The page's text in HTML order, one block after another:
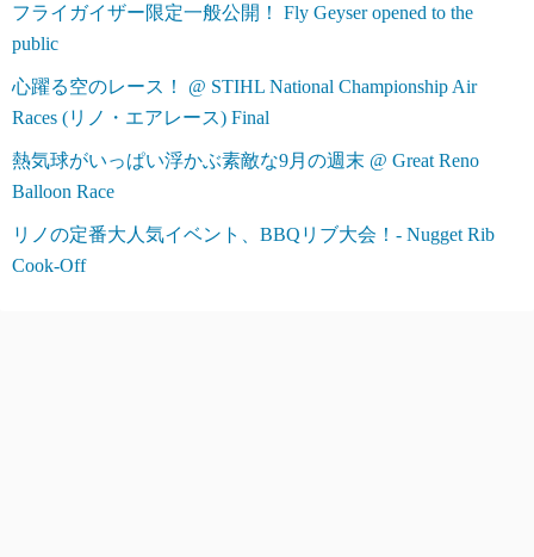
フライガイザー限定一般公開！ Fly Geyser opened to the
public
心躍る空のレース！ @ STIHL National Championship Air
Races (リノ・エアレース) Final
熱気球がいっぱい浮かぶ素敵な9月の週末 @ Great Reno
Balloon Race
リノの定番大人気イベント、BBQリブ大会！- Nugget Rib
Cook-Off